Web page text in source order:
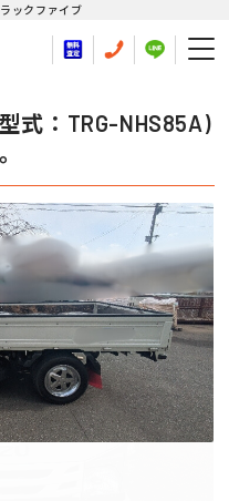
ックファイブ
式：TRG-NHS85A)